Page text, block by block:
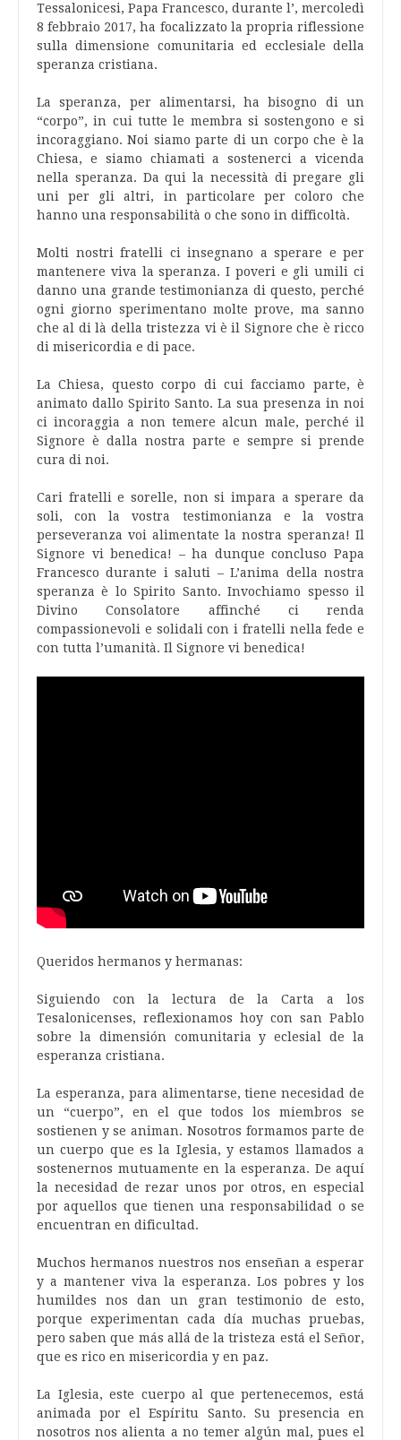
Tessalonicesi, Papa Francesco, durante l’, mercoledì
8 febbraio 2017, ha focalizzato la propria riflessione
sulla dimensione comunitaria ed ecclesiale della
speranza cristiana.
La speranza, per alimentarsi, ha bisogno di un
“corpo”, in cui tutte le membra si sostengono e si
incoraggiano. Noi siamo parte di un corpo che è la
Chiesa, e siamo chiamati a sostenerci a vicenda
nella speranza. Da qui la necessità di pregare gli
uni per gli altri, in particolare per coloro che
hanno una responsabilità o che sono in difficoltà.
Molti nostri fratelli ci insegnano a sperare e per
mantenere viva la speranza. I poveri e gli umili ci
danno una grande testimonianza di questo, perché
ogni giorno sperimentano molte prove, ma sanno
che al di là della tristezza vi è il Signore che è ricco
di misericordia e di pace.
La Chiesa, questo corpo di cui facciamo parte, è
animato dallo Spirito Santo. La sua presenza in noi
ci incoraggia a non temere alcun male, perché il
Signore è dalla nostra parte e sempre si prende
cura di noi.
Cari fratelli e sorelle, non si impara a sperare da
soli, con la vostra testimonianza e la vostra
perseveranza voi alimentate la nostra speranza! Il
Signore vi benedica! – ha dunque concluso Papa
Francesco durante i saluti – L’anima della nostra
speranza è lo Spirito Santo. Invochiamo spesso il
Divino Consolatore affinché ci renda
compassionevoli e solidali con i fratelli nella fede e
con tutta l’umanità. Il Signore vi benedica!
Queridos hermanos y hermanas:
Siguiendo con la lectura de la Carta a los
Tesalonicenses, reflexionamos hoy con san Pablo
sobre la dimensión comunitaria y eclesial de la
esperanza cristiana.
La esperanza, para alimentarse, tiene necesidad de
un “cuerpo”, en el que todos los miembros se
sostienen y se animan. Nosotros formamos parte de
un cuerpo que es la Iglesia, y estamos llamados a
sostenernos mutuamente en la esperanza. De aquí
la necesidad de rezar unos por otros, en especial
por aquellos que tienen una responsabilidad o se
encuentran en dificultad.
Muchos hermanos nuestros nos enseñan a esperar
y a mantener viva la esperanza. Los pobres y los
humildes nos dan un gran testimonio de esto,
porque experimentan cada día muchas pruebas,
pero saben que más allá de la tristeza está el Señor,
que es rico en misericordia y en paz.
La Iglesia, este cuerpo al que pertenecemos, está
animada por el Espíritu Santo. Su presencia en
nosotros nos alienta a no temer algún mal, pues el